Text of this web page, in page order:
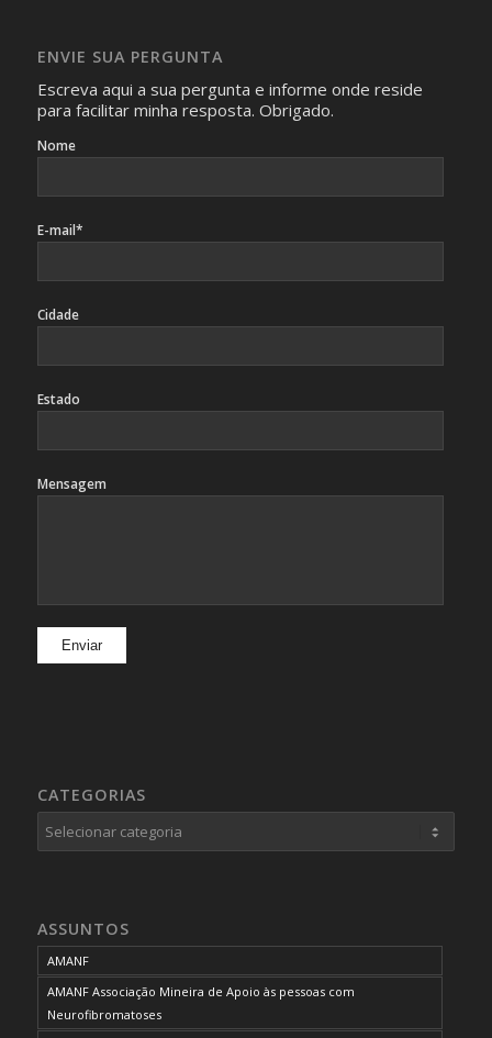
identificação da pessoa fotografada.
ENVIE SUA PERGUNTA
Escreva aqui a sua pergunta e informe onde reside
para facilitar minha resposta. Obrigado.
Nome
E-mail*
Cidade
Estado
Mensagem
CATEGORIAS
Categorias
ASSUNTOS
AMANF
AMANF Associação Mineira de Apoio às pessoas com
Neurofibromatoses